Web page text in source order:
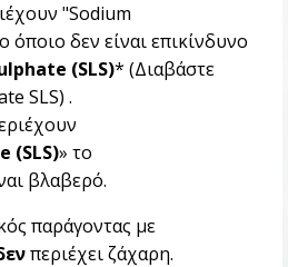
"Sodium
όποιο δεν είναι επικίνδυνο
(SLS)* (Διαβάστε
SLS) .
(SLS)» το
βλαβερό.
παράγοντας με
περιέχει ζάχαρη.